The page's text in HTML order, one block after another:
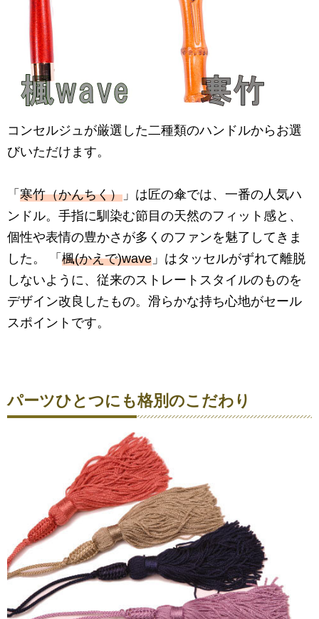
コンセルジュが厳選した二種類のハンドルからお選
びいただけます。
「 寒竹（かんちく） 」は匠の傘では、一番の人気ハ
ンドル。手指に馴染む節目の天然のフィット感と、
個性や表情の豊かさが多くのファンを魅了してきま
した。 「 楓(かえで)wave 」はタッセルがずれて離脱
しないように、従来のストレートスタイルのものを
デザイン改良したもの。滑らかな持ち心地がセール
スポイントです。
パーツひとつにも格別のこだわり